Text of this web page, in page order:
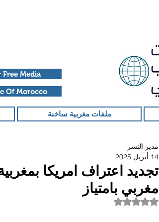
Media
Of Morocco
ملفات مغربية ساخنة
تجديد اعتراف امريكا
مغربي بامتياز
مدير النشر
14 أبريل 2025
تم التقييم بـ ليس رقمًا من أصل 5 نجوم.